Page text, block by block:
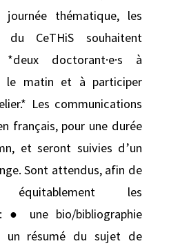
journée thématique, les
du CeTHiS souhaitent
doctorant·e·s à
le matin et à participer
Les communications
français, pour une durée
et seront suivies d’un
Sont attendus, afin de
équitablement les
: ● une bio/bibliographie
résumé du sujet de